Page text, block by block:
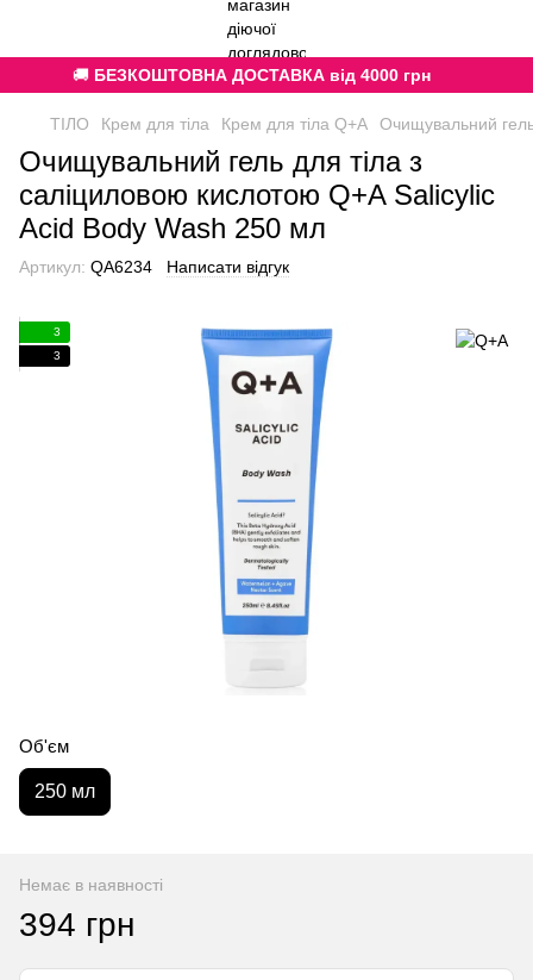
🚚 БЕЗКОШТОВНА ДОСТАВКА від 4000 грн
ТІЛО Крем для тіла Крем для тіла Q+A Очищувальний
Очищувальний гель для тіла з
саліциловою кислотою Q+A Salicylic
Acid Body Wash 250 мл
Артикул: QA6234 Написати відгук
3
3
Об'єм
250 мл
Немає в наявності
394 грн